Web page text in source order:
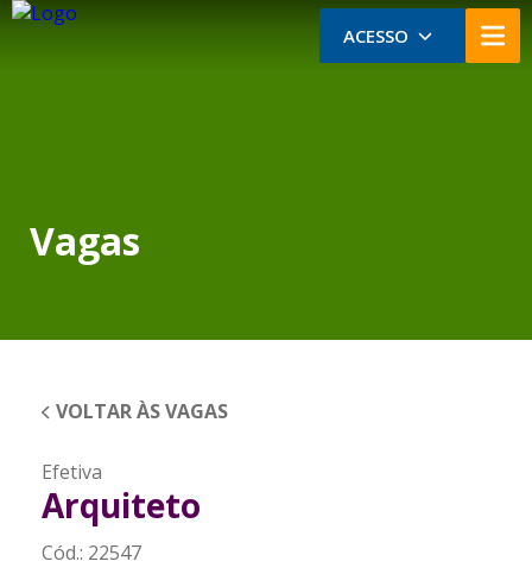
ACESSO
Vagas
VOLTAR ÀS VAGAS
Efetiva
Arquiteto
Cód.: 22547